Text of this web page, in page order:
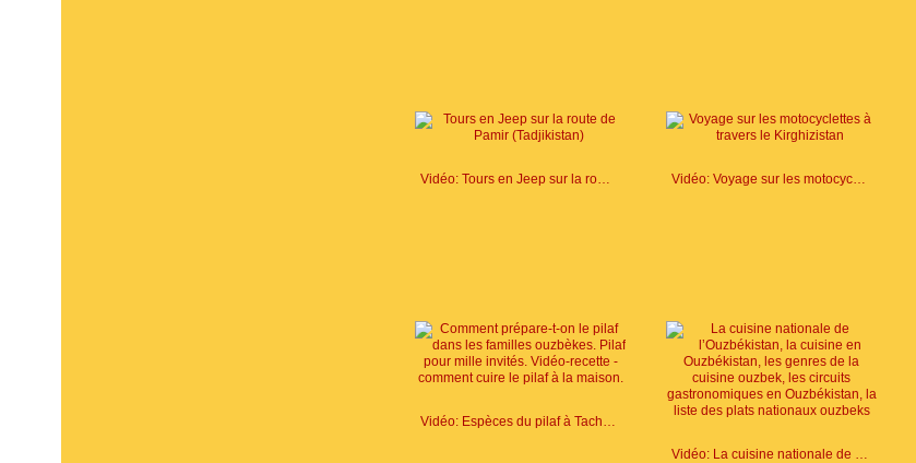
Vidéo: Tours en Jeep sur la route de Pamir (Tadjikistan) Vidéo: Voyage sur les motocyclettes à travers le Kirghizistan
Vidéo: Espèces du pilaf à Tachkent
Vidéo: La cuisine nationale de l`Asie Centrale